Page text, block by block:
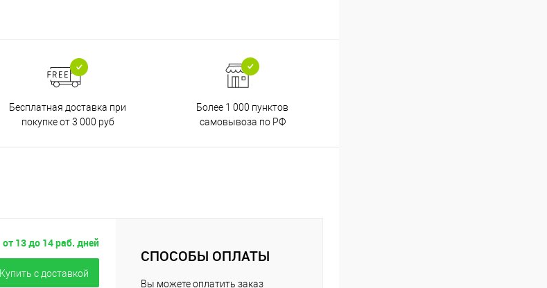
Бесплатная доставка при
покупке от 3 000 руб
Более 1 000 пунктов
самовывоза по РФ
от 13 до 14 раб. дней
Купить c доставкой
СПОСОБЫ ОПЛАТЫ
Вы можете оплатить заказ